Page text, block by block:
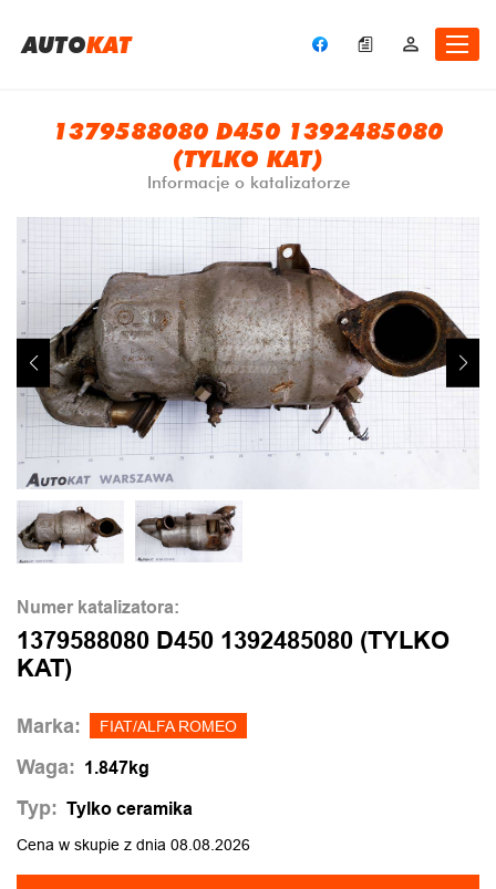
AUTOKAT
1379588080 D450 1392485080
(TYLKO KAT)
Informacje o katalizatorze
Numer katalizatora:
1379588080 D450 1392485080 (TYLKO
KAT)
Marka: FIAT/ALFA ROMEO
Waga: 1.847kg
Typ: Tylko ceramika
Cena w skupie z dnia 08.08.2026